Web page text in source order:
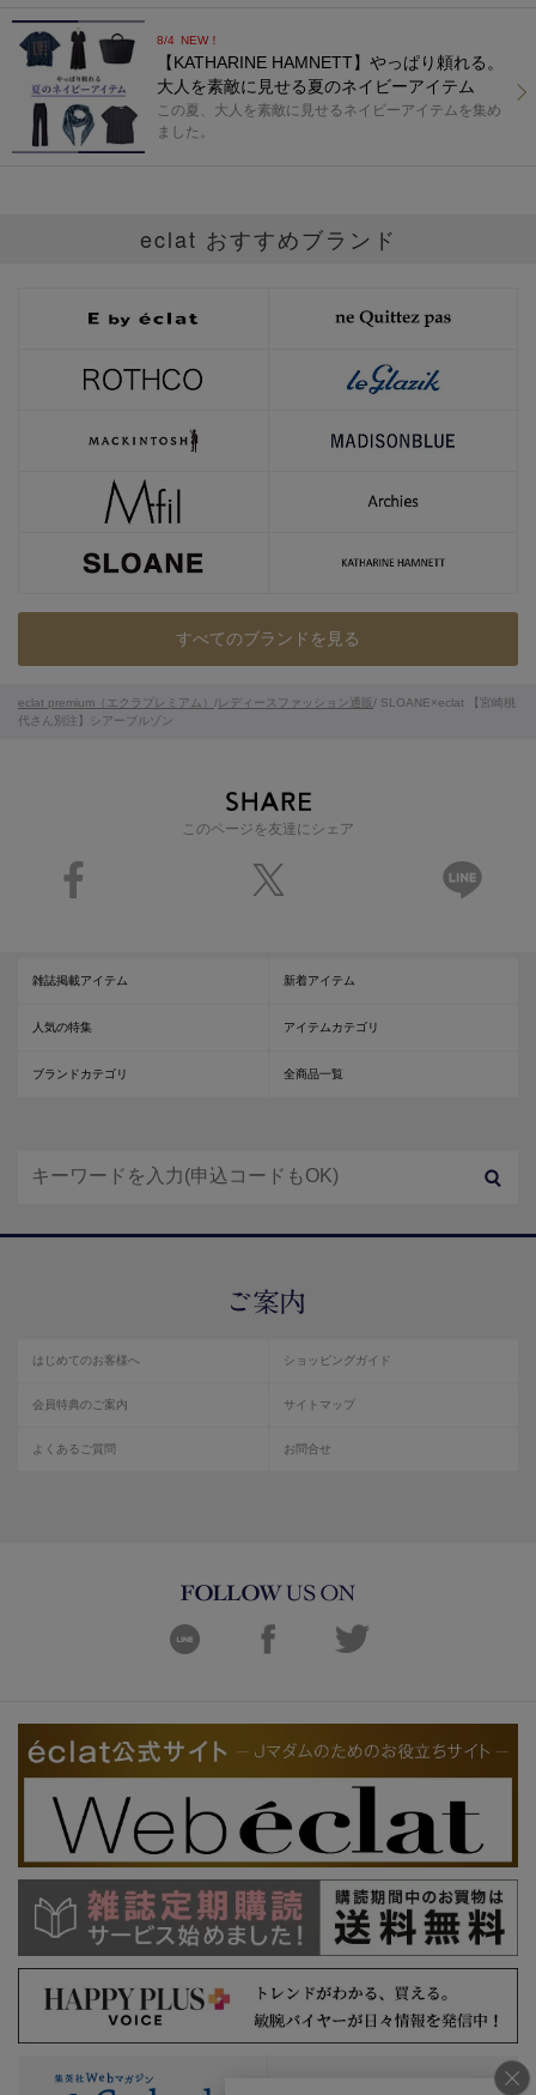
このページを友達にシェア
8/4 NEW！
【KATHARINE HAMNETT】やっぱり頼れる。
大人を素敵に見せる夏のネイビーアイテム
この夏、大人を素敵に見せるネイビーアイテムを集め
ました。
eclat おすすめブランド
すべてのブランドを見る
eclat premium（エクラプレミアム） / レディースファッション通販/ SLOANE×eclat 【宮崎桃
代さん別注】シアーブルゾン
雑誌掲載アイテム 新着アイテム
人気の特集 アイテムカテゴリ
ブランドカテゴリ 全商品一覧
はじめてのお客様へ ショッピングガイド
会員特典のご案内 サイトマップ
よくあるご質問 お問合せ